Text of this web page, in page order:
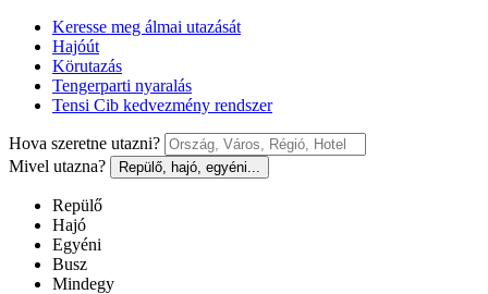
Keresse meg álmai utazását
Hajóút
Körutazás
Tengerparti nyaralás
Tensi Cib kedvezmény rendszer
Hova szeretne utazni?
Mivel utazna?
Repülő, hajó, egyéni...
Repülő
Hajó
Egyéni
Busz
Mindegy